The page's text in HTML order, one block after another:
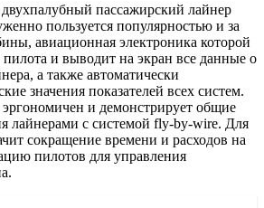
пассажирский лайнер
пользуется популярностью и за
авиационная электроника которой
и выводит на экран все данные о
а также автоматически
значения показателей всех систем.
и демонстрирует общие
лайнерами с системой fly-by-wire. Для
сокращение времени и расходов на
пилотов для управления